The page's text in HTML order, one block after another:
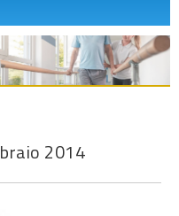
2014